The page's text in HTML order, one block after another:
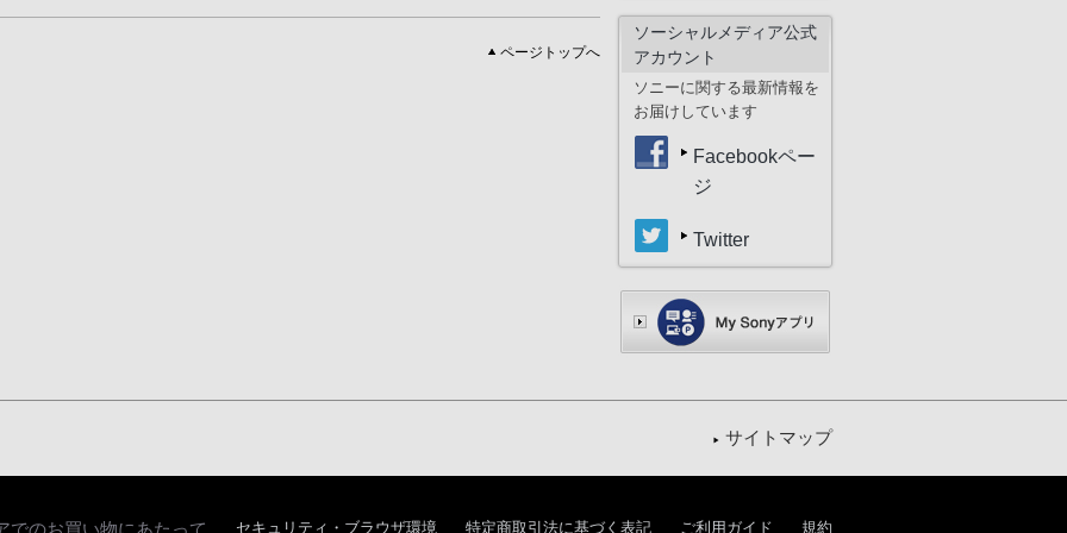
ページトップへ
ソーシャルメディア公式
アカウント
ソニーに関する最新情報を
お届けしています
Facebookペー
ジ
Twitter
サイトマップ
でのお買い物にあたって セキュリティ・ブラウザ環境 特定商取引法に基づく表記 ご利用ガイド 規約